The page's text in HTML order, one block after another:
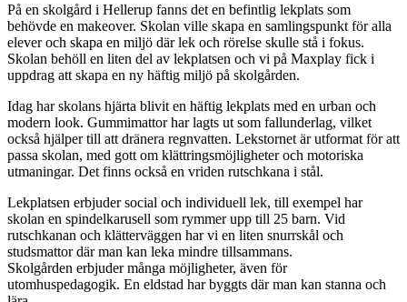
På en skolgård i Hellerup fanns det en befintlig lekplats som
behövde en makeover. Skolan ville skapa en samlingspunkt för alla
elever och skapa en miljö där lek och rörelse skulle stå i fokus.
Skolan behöll en liten del av lekplatsen och vi på Maxplay fick i
uppdrag att skapa en ny häftig miljö på skolgården.
Idag har skolans hjärta blivit en häftig lekplats med en urban och
modern look. Gummimattor har lagts ut som fallunderlag, vilket
också hjälper till att dränera regnvatten. Lekstornet är utformat för att
passa skolan, med gott om klättringsmöjligheter och motoriska
utmaningar. Det finns också en vriden rutschkana i stål.
Lekplatsen erbjuder social och individuell lek, till exempel har
skolan en spindelkarusell som rymmer upp till 25 barn. Vid
rutschkanan och klätterväggen har vi en liten snurrskål och
studsmattor där man kan leka mindre tillsammans.
Skolgården erbjuder många möjligheter, även för
utomhuspedagogik. En eldstad har byggts där man kan stanna och